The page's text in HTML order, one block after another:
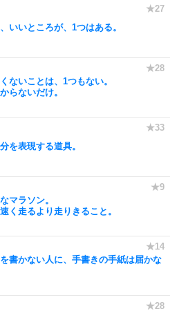
いいところが、1つはある。
ないことは、1つもない。
らないだけ。
を表現する道具。
マラソン。
く走るより走りきること。
書かない人に、手書きの手紙は届かな